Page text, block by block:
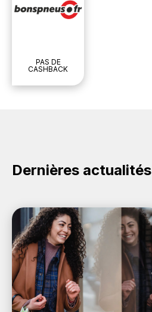
PAS DE
CASHBACK
Dernières actualités